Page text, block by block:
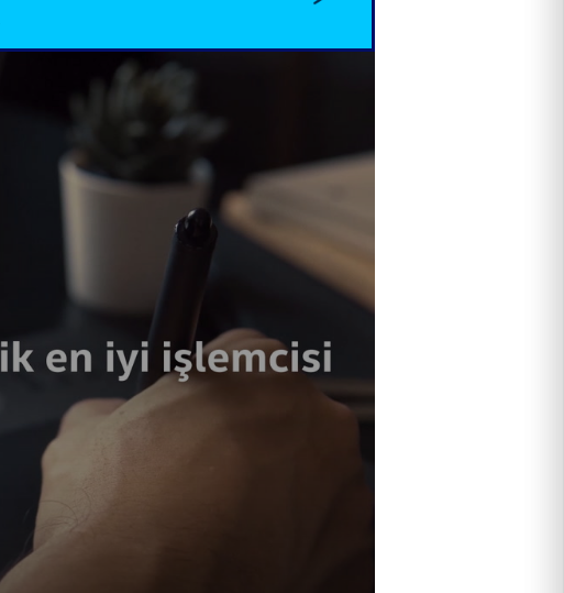
yapabileceğinizi
görün
11. Nesil Intel® Core
işlemci
Iris® X grafikleri ile